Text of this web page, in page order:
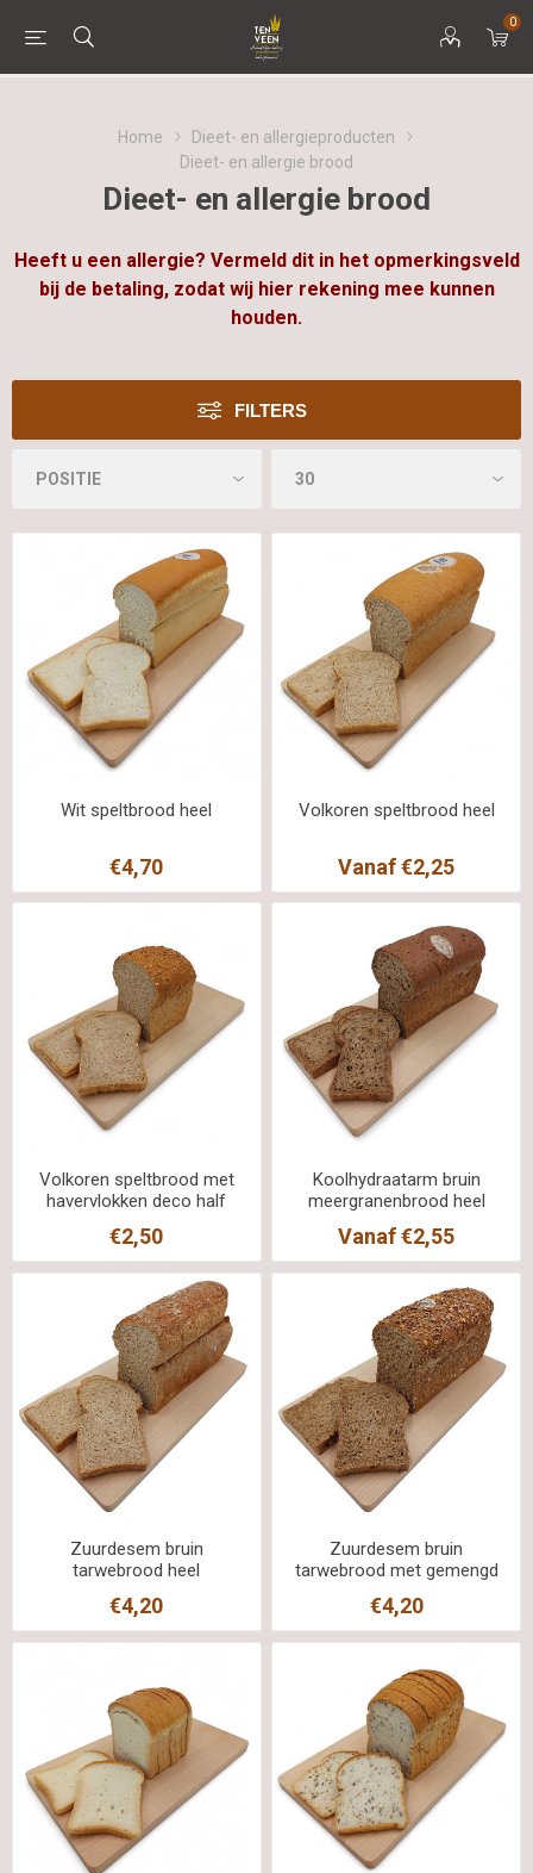
0
Home
Dieet- en allergieproducten
Dieet- en allergie brood
Dieet- en allergie brood
Heeft u een allergie? Vermeld dit in het opmerkingsveld
bij de betaling, zodat wij hier rekening mee kunnen
houden.
FILTERS
Wit speltbrood heel
€4,70
Volkoren speltbrood heel
Vanaf €2,25
Volkoren speltbrood met
havervlokken deco half
€2,50
Koolhydraatarm bruin
meergranenbrood heel
Vanaf €2,55
Zuurdesem bruin
tarwebrood heel
€4,20
Zuurdesem bruin
tarwebrood met gemengd
€4,20